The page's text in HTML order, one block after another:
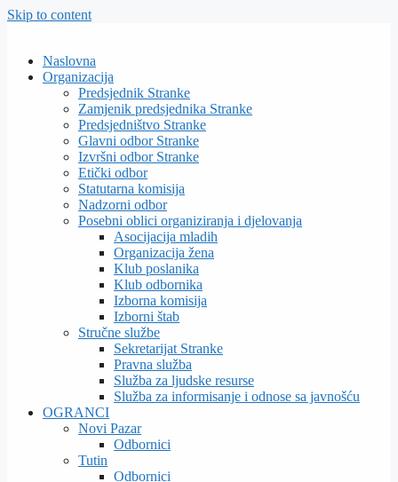
Skip to content
Naslovna
Organizacija
Predsjednik Stranke
Zamjenik predsjednika Stranke
Predsjedništvo Stranke
Glavni odbor Stranke
Izvršni odbor Stranke
Etički odbor
Statutarna komisija
Nadzorni odbor
Posebni oblici organiziranja i djelovanja
Asocijacija mladih
Organizacija žena
Klub poslanika
Klub odbornika
Izborna komisija
Izborni štab
Stručne službe
Sekretarijat Stranke
Pravna služba
Služba za ljudske resurse
Služba za informisanje i odnose sa javnošću
OGRANCI
Novi Pazar
Odbornici
Tutin
Odbornici